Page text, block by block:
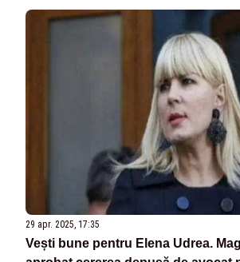
29 apr. 2025, 17:35
Vești bune pentru Elena Udrea.